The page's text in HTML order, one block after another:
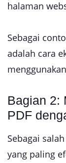
halaman
Sebagai
adalah cara
Bagian 2:
PDF
Sebagai
yang paling